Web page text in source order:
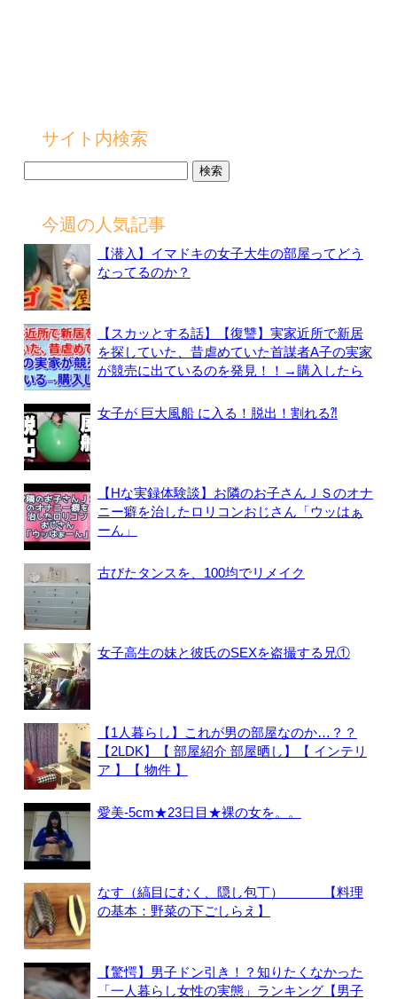
サイト内検索
今週の人気記事
【潜入】イマドキの女子大生の部屋ってどう
なってるのか？
【スカッとする話】【復讐】実家近所で新居
を探していた、昔虐めていた首謀者A子の実家
が競売に出ているのを発見！！→購入したら
女子が 巨大風船 に入る！脱出！割れる⁈
【Hな実録体験談】お隣のお子さんＪＳのオナ
ニー癖を治したロリコンおじさん「ウッはぁ
ーん」
古びたタンスを、100均でリメイク
女子高生の妹と彼氏のSEXを盗撮する兄①
【1人暮らし】これが男の部屋なのか…？？
【2LDK】【 部屋紹介 部屋晒し】【 インテリ
ア 】【 物件 】
愛美-5cm★23日目★裸の女を。。
なす（縞目にむく、隠し包丁） 【料理
の基本：野菜の下ごしらえ】
【驚愕】男子ドン引き！？知りたくなかった
「一人暮らし女性の実態」ランキング【男子